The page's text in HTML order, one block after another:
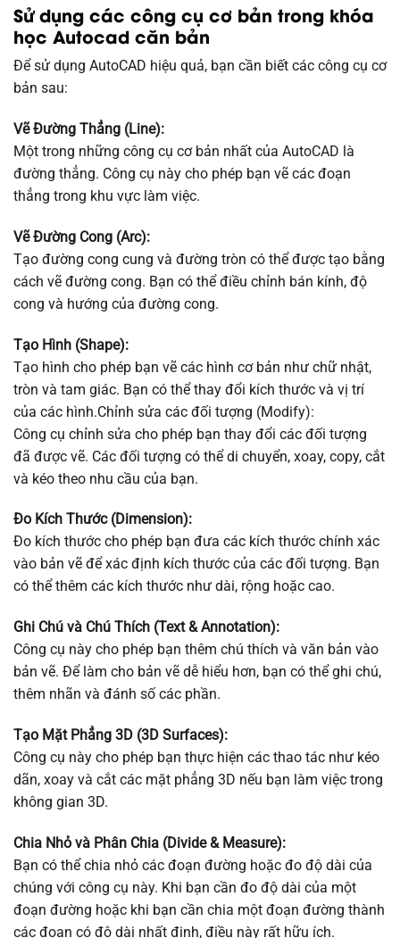
Sử dụng các công cụ cơ bản trong khóa
học Autocad căn bản
Để sử dụng AutoCAD hiệu quả, bạn cần biết các công cụ cơ
bản sau:
Vẽ Đường Thẳng (Line):
Một trong những công cụ cơ bản nhất của AutoCAD là
đường thẳng. Công cụ này cho phép bạn vẽ các đoạn
thẳng trong khu vực làm việc.
Vẽ Đường Cong (Arc):
Tạo đường cong cung và đường tròn có thể được tạo bằng
cách vẽ đường cong. Bạn có thể điều chỉnh bán kính, độ
cong và hướng của đường cong.
Tạo Hình (Shape):
Tạo hình cho phép bạn vẽ các hình cơ bản như chữ nhật,
tròn và tam giác. Bạn có thể thay đổi kích thước và vị trí
của các hình.Chỉnh sửa các đối tượng (Modify):
Công cụ chỉnh sửa cho phép bạn thay đổi các đối tượng
đã được vẽ. Các đối tượng có thể di chuyển, xoay, copy, cắt
và kéo theo nhu cầu của bạn.
Đo Kích Thước (Dimension):
Đo kích thước cho phép bạn đưa các kích thước chính xác
vào bản vẽ để xác định kích thước của các đối tượng. Bạn
có thể thêm các kích thước như dài, rộng hoặc cao.
Ghi Chú và Chú Thích (Text & Annotation):
Công cụ này cho phép bạn thêm chú thích và văn bản vào
bản vẽ. Để làm cho bản vẽ dễ hiểu hơn, bạn có thể ghi chú,
thêm nhãn và đánh số các phần.
Tạo Mặt Phẳng 3D (3D Surfaces):
Công cụ này cho phép bạn thực hiện các thao tác như kéo
dãn, xoay và cắt các mặt phẳng 3D nếu bạn làm việc trong
không gian 3D.
Chia Nhỏ và Phân Chia (Divide & Measure):
Bạn có thể chia nhỏ các đoạn đường hoặc đo độ dài của
chúng với công cụ này. Khi bạn cần đo độ dài của một
đoạn đường hoặc khi bạn cần chia một đoạn đường thành
các đoạn có độ dài nhất định, điều này rất hữu ích.